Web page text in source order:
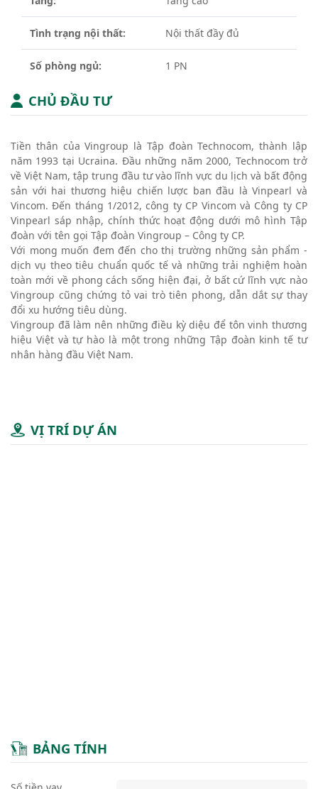
Tình trạng nội thất: Nội thất đầy đủ
Số phòng ngủ: 1 PN
CHỦ ĐẦU TƯ
Tiền thân của Vingroup là Tập đoàn Technocom, thành lập
năm 1993 tại Ucraina. Đầu những năm 2000, Technocom trở
về Việt Nam, tập trung đầu tư vào lĩnh vực du lịch và bất động
sản với hai thương hiệu chiến lược ban đầu là Vinpearl và
Vincom. Đến tháng 1/2012, công ty CP Vincom và Công ty CP
Vinpearl sáp nhập, chính thức hoạt động dưới mô hình Tập
đoàn với tên gọi Tập đoàn Vingroup – Công ty CP.
Với mong muốn đem đến cho thị trường những sản phẩm -
dịch vụ theo tiêu chuẩn quốc tế và những trải nghiệm hoàn
toàn mới về phong cách sống hiện đại, ở bất cứ lĩnh vực nào
Vingroup cũng chứng tỏ vai trò tiên phong, dẫn dắt sự thay
đổi xu hướng tiêu dùng.
Vingroup đã làm nên những điều kỳ diệu để tôn vinh thương
hiệu Việt và tự hào là một trong những Tập đoàn kinh tế tư
nhân hàng đầu Việt Nam.
VỊ TRÍ DỰ ÁN
BẢNG TÍNH